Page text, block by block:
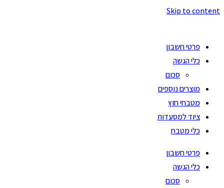
Skip to content
פרטי חשבון
כלי הגשה
סכום
מוצרים נוספים
מטבחי חוץ
ציוד למסעדות
כלי מטבח
פרטי חשבון
כלי הגשה
סכום